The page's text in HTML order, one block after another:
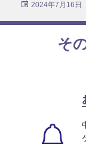
投
日:
2024年7月16日
そ